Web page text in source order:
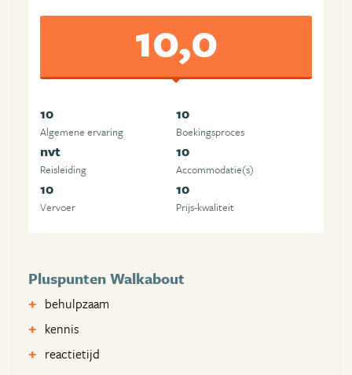
10,0
10
Algemene ervaring
10
Boekingsproces
nvt
Reisleiding
10
Accommodatie(s)
10
Vervoer
10
Prijs-kwaliteit
Pluspunten Walkabout
behulpzaam
kennis
reactietijd